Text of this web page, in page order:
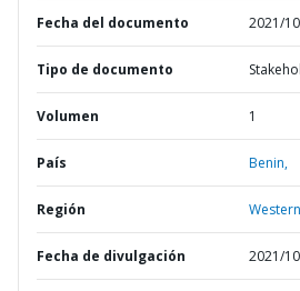
Fecha del documento 2021/
Tipo de documento
Volumen 1
País Benin,
Región
Fecha de divulgación 2021/